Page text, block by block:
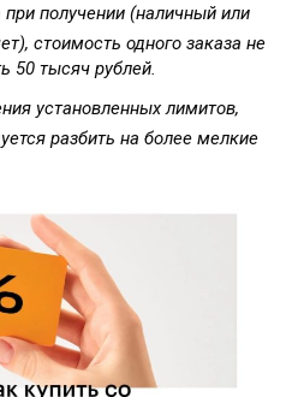
при получении (наличный или
стоимость одного заказа не
50 тысяч рублей.
установленных лимитов,
разбить на более мелкие